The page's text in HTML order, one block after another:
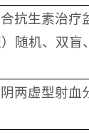
抗生素治疗
随机、双盲
两虚型射血